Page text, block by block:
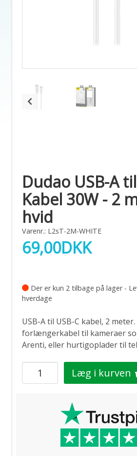
Dudao USB-A
Kabel 30W - 2
hvid
Varenr.: L2sT-2M-WHITE
69,00DKK
Der er kun 2 tilbage på lager -
hverdage
USB-A til USB-C kabel, 2
forlængerkabel til kameraer
Arenti, eller hurtigoplader til
Læg i kurven